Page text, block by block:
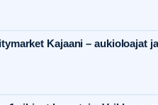
Kajaani – aukioloajat